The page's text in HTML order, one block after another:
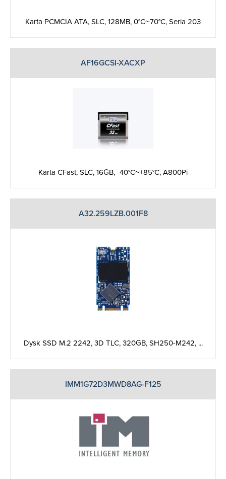
Karta PCMCIA ATA, SLC, 128MB, 0°C~70°C, Seria 203
AF16GCSI-XACXP
Karta CFast, SLC, 16GB, -40°C~+85°C, A800Pi
A32.259LZB.001F8
Dysk SSD M.2 2242, 3D TLC, 320GB, SH250-M242, ...
IMM1G72D3MWD8AG-F125